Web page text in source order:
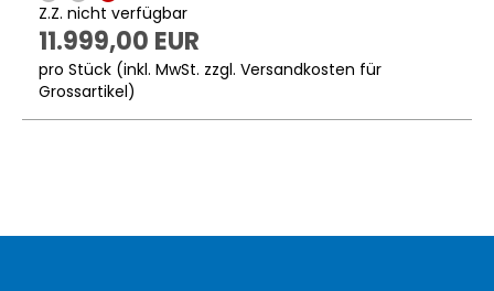
Z.Z. nicht verfügbar
11.999,00 EUR
pro Stück (inkl. MwSt. zzgl. Versandkosten für
Grossartikel)